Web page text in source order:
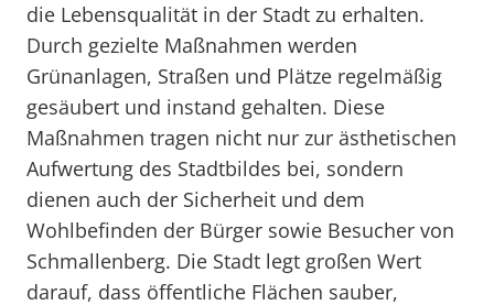
die Lebensqualität in der Stadt zu erhalten.
Durch gezielte Maßnahmen werden
Grünanlagen, Straßen und Plätze regelmäßig
gesäubert und instand gehalten. Diese
Maßnahmen tragen nicht nur zur ästhetischen
Aufwertung des Stadtbildes bei, sondern
dienen auch der Sicherheit und dem
Wohlbefinden der Bürger sowie Besucher von
Schmallenberg. Die Stadt legt großen Wert
darauf, dass öffentliche Flächen sauber,